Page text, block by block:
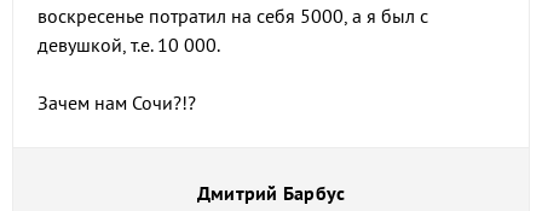
воскресенье потратил на себя 5000, а я был с
девушкой, т.е. 10 000.
Зачем нам Сочи?!?
Дмитрий Барбус